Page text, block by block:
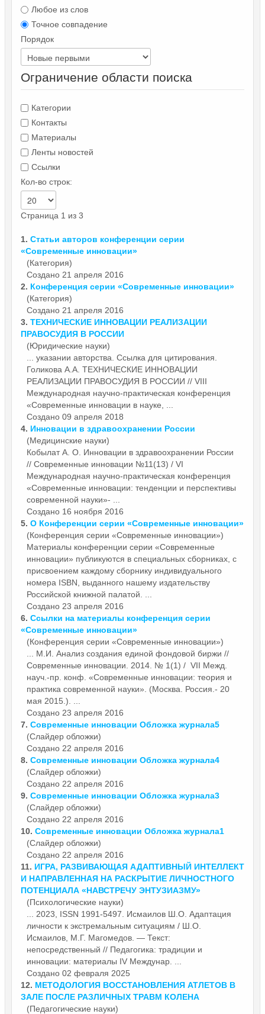
Любое из слов
Точное совпадение
Порядок
Ограничение области поиска
Категории
Контакты
Материалы
Ленты новостей
Ссылки
Кол-во строк:
Страница 1 из 3
1. Статьи авторов конференции серии
«Современные инновации»
(Категория)
Создано 21 апреля 2016
2. Конференция серии «Современные инновации»
(Категория)
Создано 21 апреля 2016
3. ТЕХНИЧЕСКИЕ ИННОВАЦИИ РЕАЛИЗАЦИИ
ПРАВОСУДИЯ В РОССИИ
(Юридические науки)
... указании авторства. Ссылка для цитирования.
Голикова А.А. ТЕХНИЧЕСКИЕ ИННОВАЦИИ
РЕАЛИЗАЦИИ ПРАВОСУДИЯ В РОССИИ // VIII
Международная научно-практическая конференция
«Современные инновации в науке, ...
Создано 09 апреля 2018
4. Инновации в здравоохранении России
(Медицинские науки)
Кобылат А. О. Инновации в здравоохранении России
// Современные инновации №11(13) / VI
Международная научно-практическая конференция
«Современные инновации: тенденции и перспективы
современной науки»- ...
Создано 16 ноября 2016
5. О Конференции серии «Современные инновации»
(Конференция серии «Современные инновации»)
Материалы конференции серии «Современные
инновации» публикуются в специальных сборниках, с
присвоением каждому сборнику индивидуального
номера ISBN, выданного нашему издательству
Российской книжной палатой. ...
Создано 23 апреля 2016
6. Ссылки на материалы конференция серии
«Современные инновации»
(Конференция серии «Современные инновации»)
... М.И. Анализ создания единой фондовой биржи //
Современные инновации . 2014. № 1(1) / VII Межд.
науч.-пр. конф. «Современные инновации: теория и
практика современной науки». (Москва. Россия.- 20
мая 2015.). ...
Создано 23 апреля 2016
7. Современные инновации Обложка журнала5
(Слайдер обложки)
Создано 22 апреля 2016
8. Современные инновации Обложка журнала4
(Слайдер обложки)
Создано 22 апреля 2016
9. Современные инновации Обложка журнала3
(Слайдер обложки)
Создано 22 апреля 2016
10. Современные инновации Обложка журнала1
(Слайдер обложки)
Создано 22 апреля 2016
11. ИГРА, РАЗВИВАЮЩАЯ АДАПТИВНЫЙ ИНТЕЛЛЕКТ
И НАПРАВЛЕННАЯ НА РАСКРЫТИЕ ЛИЧНОСТНОГО
ПОТЕНЦИАЛА «НАВСТРЕЧУ ЭНТУЗИАЗМУ»
(Психологические науки)
... 2023, ISSN 1991-5497. Исмаилов Ш.О. Адаптация
личности к экстремальным ситуациям / Ш.О.
Исмаилов, М.Г. Магомедов. — Текст:
непосредственный // Педагогика: традиции и
инновации: материалы IV Междунар. ...
Создано 02 февраля 2025
12. МЕТОДОЛОГИЯ ВОССТАНОВЛЕНИЯ АТЛЕТОВ В
ЗАЛЕ ПОСЛЕ РАЗЛИЧНЫХ ТРАВМ КОЛЕНА
(Педагогические науки)